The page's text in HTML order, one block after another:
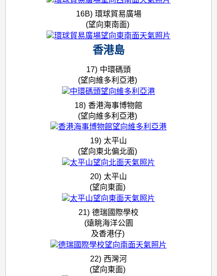
16B) 環球貿易廣場
(望向東南面)
香港島
17) 中環碼頭
(望向維多利亞港)
18) 香港海事博物館
(望向維多利亞港)
19) 太平山
(望向東北偏北面)
20) 太平山
(望向東面)
21) 德瑞國際學校
(遠眺海洋公園
及香港仔)
22) 西灣河
(望向東面)